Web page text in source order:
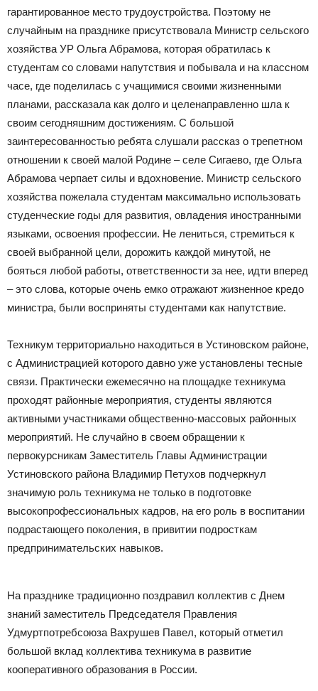
гарантированное место трудоустройства. Поэтому не
случайным на празднике присутствовала Министр сельского
хозяйства УР Ольга Абрамова, которая обратилась к
студентам со словами напутствия и побывала и на классном
часе, где поделилась с учащимися своими жизненными
планами, рассказала как долго и целенаправленно шла к
своим сегодняшним достижениям. С большой
заинтересованностью ребята слушали рассказ о трепетном
отношении к своей малой Родине – селе Сигаево, где Ольга
Абрамова черпает силы и вдохновение. Министр сельского
хозяйства пожелала студентам максимально использовать
студенческие годы для развития, овладения иностранными
языками, освоения профессии. Не лениться, стремиться к
своей выбранной цели, дорожить каждой минутой, не
бояться любой работы, ответственности за нее, идти вперед
– это слова, которые очень емко отражают жизненное кредо
министра, были восприняты студентами как напутствие.
Техникум территориально находиться в Устиновском районе,
с Администрацией которого давно уже установлены тесные
связи. Практически ежемесячно на площадке техникума
проходят районные мероприятия, студенты являются
активными участниками общественно-массовых районных
мероприятий. Не случайно в своем обращении к
первокурсникам Заместитель Главы Администрации
Устиновского района Владимир Петухов подчеркнул
значимую роль техникума не только в подготовке
высокопрофессиональных кадров, на его роль в воспитании
подрастающего поколения, в привитии подросткам
предпринимательских навыков.
На празднике традиционно поздравил коллектив с Днем
знаний заместитель Председателя Правления
Удмуртпотребсоюза Вахрушев Павел, который отметил
большой вклад коллектива техникума в развитие
кооперативного образования в России.